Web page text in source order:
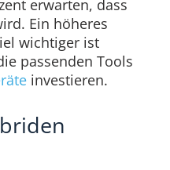
erwarten, dass
Ein höheres
wichtiger ist
passenden Tools
investieren.